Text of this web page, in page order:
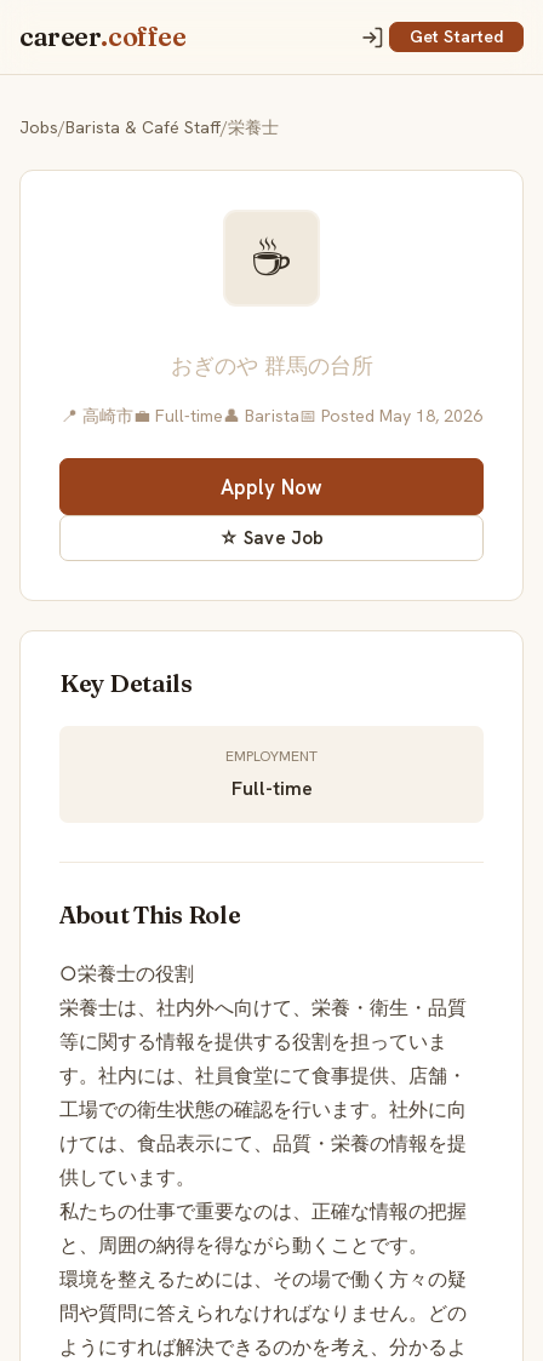
career.coffee Get Started
Jobs/Barista & Café Staff/栄養士
☕
おぎのや 群馬の台所
📍 高崎市💼 Full-time👤 Barista📅 Posted May 18, 2026
Apply Now
☆ Save Job
Key Details
EMPLOYMENT
Full-time
About This Role
○栄養士の役割
栄養士は、社内外へ向けて、栄養・衛生・品質
等に関する情報を提供する役割を担っていま
す。社内には、社員食堂にて食事提供、店舗・
工場での衛生状態の確認を行います。社外に向
けては、食品表示にて、品質・栄養の情報を提
供しています。
私たちの仕事で重要なのは、正確な情報の把握
と、周囲の納得を得ながら動くことです。
環境を整えるためには、その場で働く方々の疑
問や質問に答えられなければなりません。どの
ようにすれば解決できるのかを考え、分かるよ